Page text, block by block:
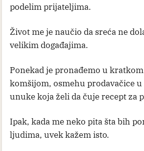
podelim prijateljima.
Život me je naučio da sreća ne
velikim događajima.
Ponekad je pronađemo u
komšijom, osmehu prodavačice
unuke koja želi da čuje recept za
Ipak, kada me neko pita šta bih
ljudima, uvek kažem isto.